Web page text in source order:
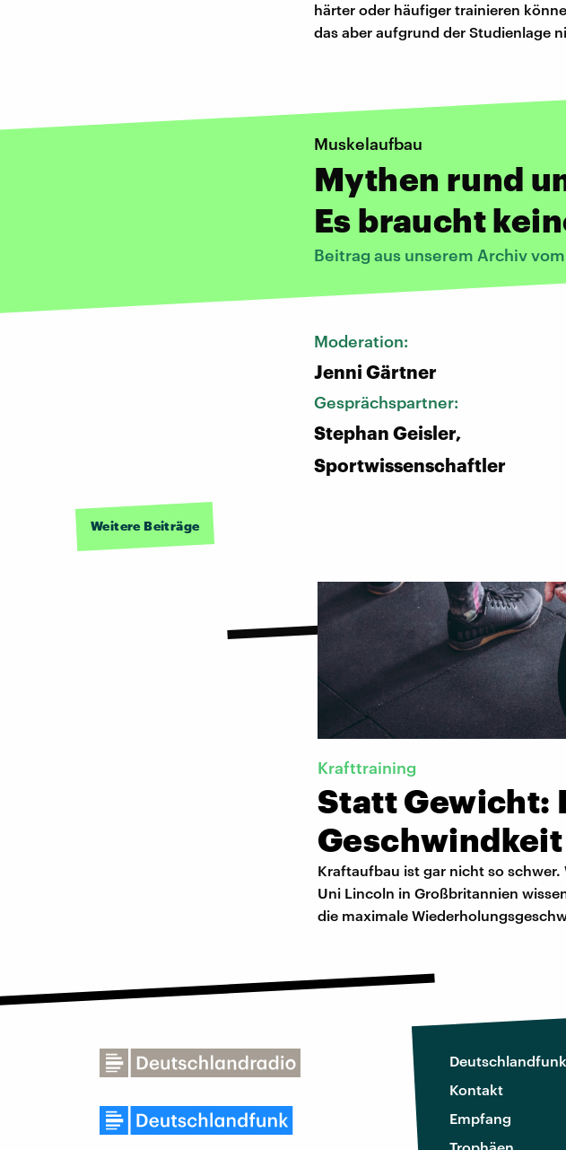
härter oder häufiger trainieren
das aber aufgrund der Studienlage
Muskelaufbau
Mythen rund
Es braucht
Beitrag aus unserem Archiv
Moderation:
Jenni Gärtner
Gesprächspartner:
Stephan Geisler,
Sportwissenschaftler
Weitere Beiträge
Krafttraining
Statt Gewicht:
Geschwindkeit
Kraftaufbau ist gar nicht so
Uni Lincoln in Großbritannien
die maximale
Kontakt
Empfang